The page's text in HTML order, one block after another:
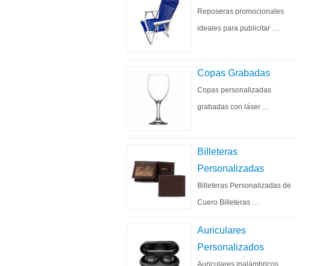
Reposeras promocionales
ideales para publicitar …
Copas Grabadas
Copas personalizadas
grabadas con láser …
Billeteras
Personalizadas
Billeteras Personalizadas de
Cuero Billeteras …
Auriculares
Personalizados
Auriculares inalámbricos